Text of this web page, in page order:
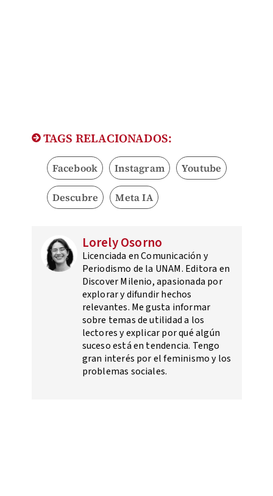
TAGS RELACIONADOS:
Facebook Instagram Youtube
Descubre Meta IA
Lorely Osorno
Licenciada en Comunicación y
Periodismo de la UNAM. Editora en
Discover Milenio, apasionada por
explorar y difundir hechos
relevantes. Me gusta informar
sobre temas de utilidad a los
lectores y explicar por qué algún
suceso está en tendencia. Tengo
gran interés por el feminismo y los
problemas sociales.